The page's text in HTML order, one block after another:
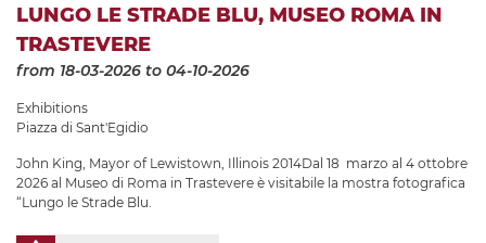
LUNGO LE STRADE BLU, MUSEO ROMA IN
TRASTEVERE
from 18-03-2026 to 04-10-2026
Exhibitions
Piazza di Sant'Egidio
John King, Mayor of Lewistown, Illinois 2014Dal 18 marzo al 4 ottobre
2026 al Museo di Roma in Trastevere è visitabile la mostra fotografica
“Lungo le Strade Blu.